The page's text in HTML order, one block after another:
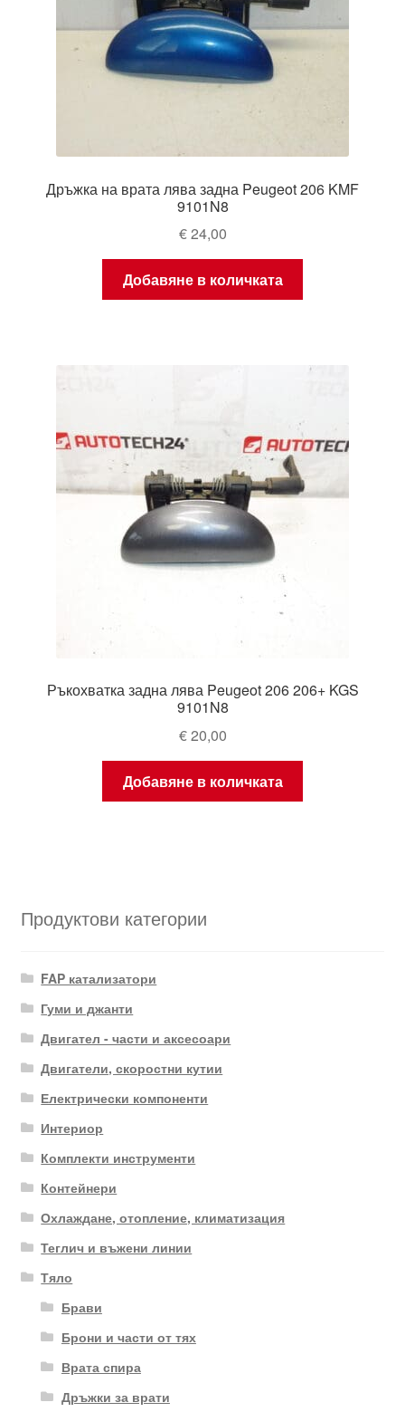
Дръжка на врата лява задна Peugeot 206 KMF
9101N8
€24,00
Добавяне в количката
Ръкохватка задна лява Peugeot 206 206+ KGS
9101N8
€20,00
Добавяне в количката
Продуктови категории
FAP катализатори
Гуми и джанти
Двигател - части и аксесоари
Двигатели, скоростни кутии
Електрически компоненти
Интериор
Комплекти инструменти
Контейнери
Охлаждане, отопление, климатизация
Теглич и въжени линии
Тяло
Брави
Брони и части от тях
Врата спира
Дръжки за врати